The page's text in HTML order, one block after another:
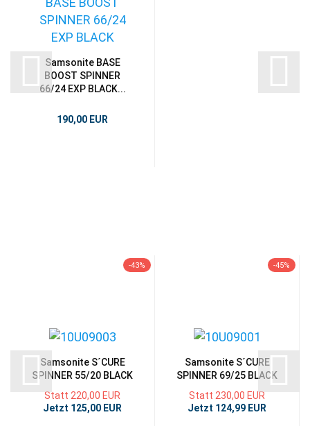
Samsonite BASE
BOOST SPINNER
66/24 EXP BLACK...
190,00 EUR
-43%
Samsonite S´CURE
SPINNER 55/20 BLACK
Statt 220,00 EUR
Jetzt 125,00 EUR
-45%
Samsonite S´CURE
SPINNER 69/25 BLACK
Statt 230,00 EUR
Jetzt 124,99 EUR